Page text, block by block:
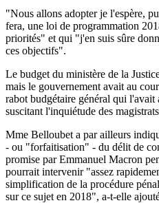
"Nous allons adopter je l'espère,
fera, une loi de programmation
priorités" et qui "j'en suis sûre
ces objectifs".
Le budget du ministère de la
mais le gouvernement avait au
rabot budgétaire général qui
suscitant l'inquiétude des
Mme Belloubet a par ailleurs
- ou "forfaitisation" - du délit de
promise par Emmanuel Macron
pourrait intervenir "assez
simplification de la procédure
sur ce sujet en 2018", a-t-elle